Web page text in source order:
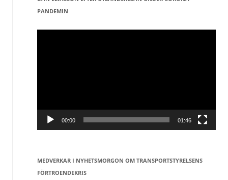
PANDEMIN
Videospelare
00:00 01:46
MEDVERKAR I NYHETSMORGON OM TRANSPORTSTYRELSENS
FÖRTROENDEKRIS